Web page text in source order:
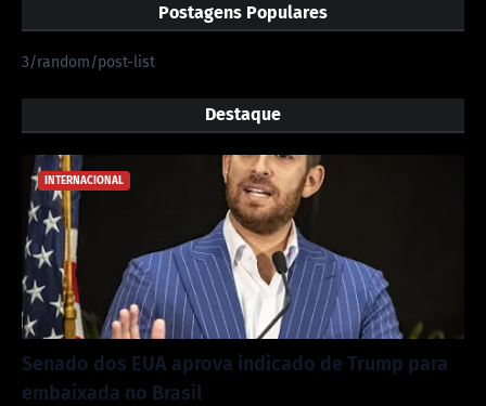
Postagens Populares
3/random/post-list
Destaque
INTERNACIONAL
Senado dos EUA aprova indicado de Trump para
embaixada no Brasil